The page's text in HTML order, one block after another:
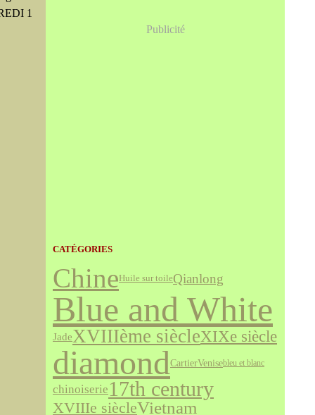
1
Publicité
CATÉGORIES
ChineHuile sur toileQianlong
Blue and White
JadeXVIIIème siècleXIXe siècle
diamondCartierVenisebleu et blanc
chinoiserie17th century
XVIIIe siècleVietnam